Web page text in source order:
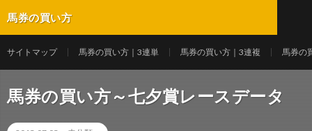
馬券の買い方
サイトマップ 馬券の買い方｜3連単 馬券の買い方｜3連複 馬券の
馬券の買い方～七夕賞レースデータ